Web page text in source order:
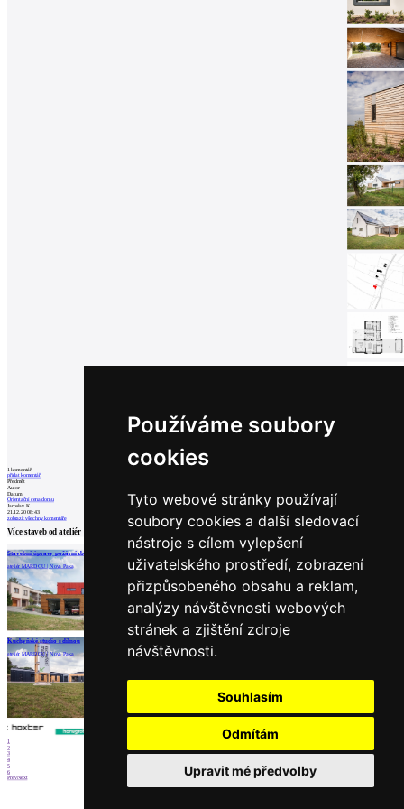
Používáme soubory
cookies
Tyto webové stránky používají
soubory cookies a další sledovací
nástroje s cílem vylepšení
uživatelského prostředí, zobrazení
přizpůsobeného obsahu a reklam,
analýzy návštěvnosti webových
stránek a zjištění zdroje
návštěvnosti.
Souhlasím
Odmítám
Upravit mé předvolby
1 komentář
přidat komentář
Předmět
Autor
Datum
Orientační cena domu
Jaroslav K.
21.12.20 08:43
zobrazit všechny komentáře
Více staveb odateliér MARDOU
Stavební úpravy požární zbrojnice
ateliér MARDOU | Nová Paka
Zahradní dům u jezírka
ateliér MARDOU | Nová Paka ateliér MARDOU
Kuchyňské studio s dílnou
ateliér MARDOU | Nová Paka
Partneři
1
2
3
4
5
6
PrevNext